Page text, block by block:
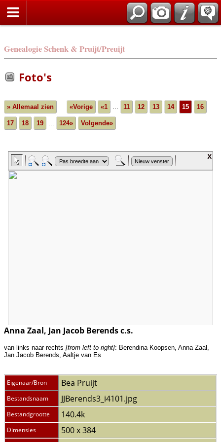
Genealogie Schenk & Pruijt/Preuijt
Foto's
» Allemaal zien «Vorige «1 ... 11 12 13 14 15 16
17 18 19 ... 124» Volgende»
Anna Zaal, Jan Jacob Berends c.s.
van links naar rechts [from left to right]: Berendina Koopsen, Anna Zaal,
Jan Jacob Berends, Aaltje van Es
Eigenaar/Bron Bea Pruijt
Bestandsnaam JJBerends3_i4101.jpg
Bestandgrootte 140.4k
Dimensies
500 x 384